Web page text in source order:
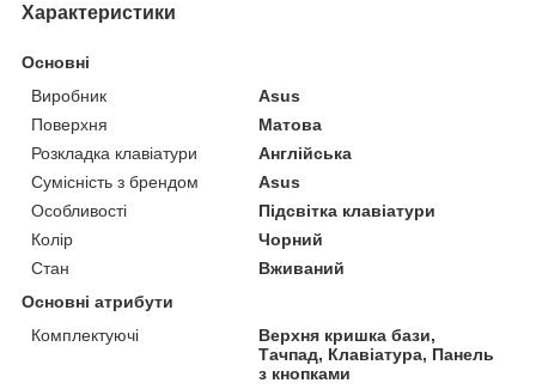
Характеристики
Основні
Виробник
Asus
Поверхня
Матова
Розкладка клавіатури
Англійська
Сумісність з брендом
Asus
Особливості
Підсвітка клавіатури
Колір
Чорний
Стан
Вживаний
Основні атрибути
Комплектуючі
Верхня кришка бази,
Тачпад, Клавіатура, Панель
з кнопками